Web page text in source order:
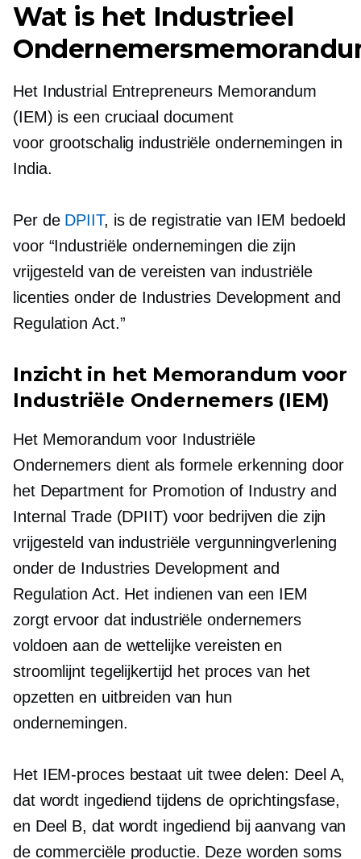
Wat is het Industrieel
Het Industrial Entrepreneurs Memorandum
(IEM) is een cruciaal document
voor grootschalig industriële ondernemingen in
India.
Per de DPIIT, is de registratie van IEM bedoeld
voor “Industriële ondernemingen die zijn
vrijgesteld van de vereisten van industriële
licenties onder de Industries Development and
Regulation Act.”
Inzicht in het Memorandum voor
Industriële Ondernemers (IEM)
Het Memorandum voor Industriële
Ondernemers dient als formele erkenning door
het Department for Promotion of Industry and
Internal Trade (DPIIT) voor bedrijven die zijn
vrijgesteld van industriële vergunningverlening
onder de Industries Development and
Regulation Act. Het indienen van een IEM
zorgt ervoor dat industriële ondernemers
voldoen aan de wettelijke vereisten en
stroomlijnt tegelijkertijd het proces van het
opzetten en uitbreiden van hun
ondernemingen.
Het IEM-proces bestaat uit twee delen: Deel A,
dat wordt ingediend tijdens de oprichtingsfase,
en Deel B, dat wordt ingediend bij aanvang van
de commerciële productie. Deze worden soms